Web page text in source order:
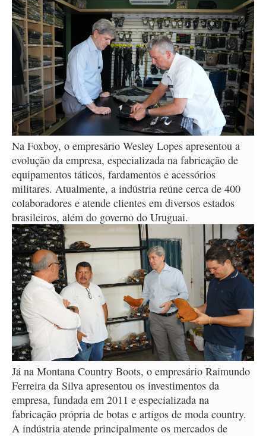
Na Foxboy, o empresário Wesley Lopes apresentou a
evolução da empresa, especializada na fabricação de
equipamentos táticos, fardamentos e acessórios
militares. Atualmente, a indústria reúne cerca de 400
colaboradores e atende clientes em diversos estados
brasileiros, além do governo do Uruguai.
Já na Montana Country Boots, o empresário Raimundo
Ferreira da Silva apresentou os investimentos da
empresa, fundada em 2011 e especializada na
fabricação própria de botas e artigos de moda country.
A indústria atende principalmente os mercados de